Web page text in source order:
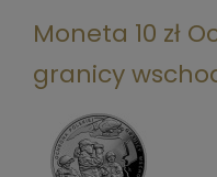
Moneta 10 zł
granicy